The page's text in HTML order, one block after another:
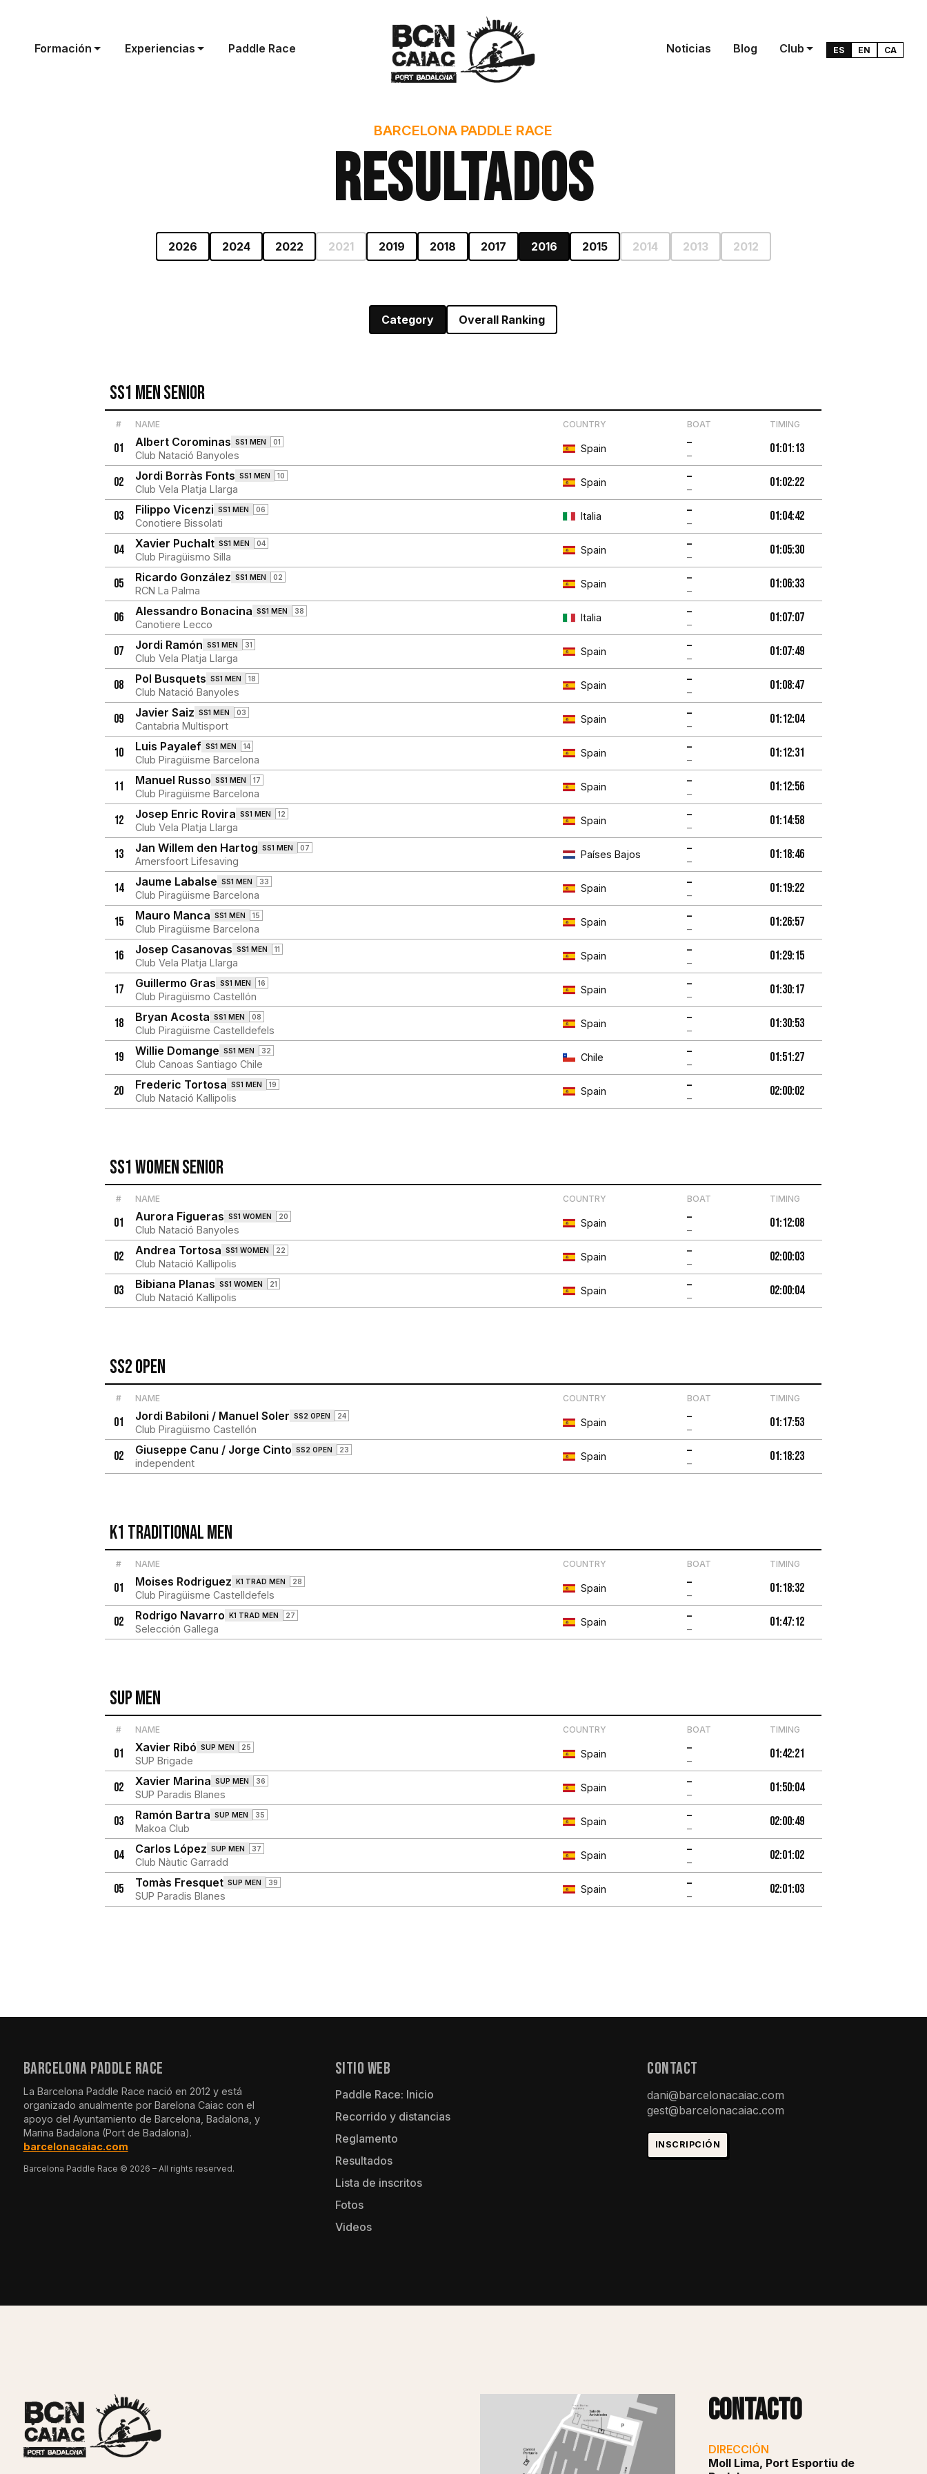
Formación Experiencias Paddle Race Noticias Blog Club ES EN CA
BARCELONA PADDLE RACE
Resultados
2026 2024 2022 2021 2019 2018 2017 2016 2015 2014 2013 2012
Category Overall Ranking
SS1 Men Senior
# NAME COUNTRY BOAT TIMING
01 Albert Corominas SS1 MEN 01
Club Natació Banyoles
Spain
–
–
01:01:13
02 Jordi Borràs Fonts SS1 MEN 10
Club Vela Platja Llarga
Spain
–
–
01:02:22
03 Filippo Vicenzi SS1 MEN 06
Conotiere Bissolati
Italia
–
–
01:04:42
04 Xavier Puchalt SS1 MEN 04
Club Piragüismo Silla
Spain
–
–
01:05:30
05 Ricardo González SS1 MEN 02
RCN La Palma
Spain
–
–
01:06:33
06 Alessandro Bonacina SS1 MEN 38
Canotiere Lecco
Italia
–
–
01:07:07
07 Jordi Ramón SS1 MEN 31
Club Vela Platja Llarga
Spain
–
–
01:07:49
08 Pol Busquets SS1 MEN 18
Club Natació Banyoles
Spain
–
–
01:08:47
09 Javier Saiz SS1 MEN 03
Cantabria Multisport
Spain
–
–
01:12:04
10 Luis Payalef SS1 MEN 14
Club Piragüisme Barcelona
Spain
–
–
01:12:31
11 Manuel Russo SS1 MEN 17
Club Piragüisme Barcelona
Spain
–
–
01:12:56
12 Josep Enric Rovira SS1 MEN 12
Club Vela Platja Llarga
Spain
–
–
01:14:58
13 Jan Willem den Hartog SS1 MEN 07
Amersfoort Lifesaving
Países Bajos
–
–
01:18:46
14 Jaume Labalse SS1 MEN 33
Club Piragüisme Barcelona
Spain
–
–
01:19:22
15 Mauro Manca SS1 MEN 15
Club Piragüisme Barcelona
Spain
–
–
01:26:57
16 Josep Casanovas SS1 MEN 11
Club Vela Platja Llarga
Spain
–
–
01:29:15
17 Guillermo Gras SS1 MEN 16
Club Piragüismo Castellón
Spain
–
–
01:30:17
18 Bryan Acosta SS1 MEN 08
Club Piragüisme Castelldefels
Spain
–
–
01:30:53
19 Willie Domange SS1 MEN 32
Club Canoas Santiago Chile
Chile
–
–
01:51:27
20 Frederic Tortosa SS1 MEN 19
Club Natació Kallipolis
Spain
–
–
02:00:02
SS1 Women Senior
# NAME COUNTRY BOAT TIMING
01 Aurora Figueras SS1 WOMEN 20
Club Natació Banyoles
Spain
–
–
01:12:08
02 Andrea Tortosa SS1 WOMEN 22
Club Natació Kallipolis
Spain
–
–
02:00:03
03 Bibiana Planas SS1 WOMEN 21
Club Natació Kallipolis
Spain
–
–
02:00:04
Ss2 Open
# NAME COUNTRY BOAT TIMING
01 Jordi Babiloni / Manuel Soler SS2 OPEN 24
Club Piragüismo Castellón
Spain
–
–
01:17:53
02 Giuseppe Canu / Jorge Cinto SS2 OPEN 23
independent
Spain
–
–
01:18:23
K1 Traditional Men
# NAME COUNTRY BOAT TIMING
01 Moises Rodriguez K1 TRAD MEN 28
Club Piragüisme Castelldefels
Spain
–
–
01:18:32
02 Rodrigo Navarro K1 TRAD MEN 27
Selección Gallega
Spain
–
–
01:47:12
SUP MEN
# NAME COUNTRY BOAT TIMING
01 Xavier Ribó SUP MEN 25
SUP Brigade
Spain
–
–
01:42:21
02 Xavier Marina SUP MEN 36
SUP Paradis Blanes
Spain
–
–
01:50:04
03 Ramón Bartra SUP MEN 35
Makoa Club
Spain
–
–
02:00:49
04 Carlos López SUP MEN 37
Club Nàutic Garradd
Spain
–
–
02:01:02
05 Tomàs Fresquet SUP MEN 39
SUP Paradis Blanes
Spain
–
–
02:01:03
BARCELONA PADDLE RACE
La Barcelona Paddle Race nació en 2012 y está
organizado anualmente por Barelona Caiac con el
apoyo del Ayuntamiento de Barcelona, Badalona, y
Marina Badalona (Port de Badalona).
barcelonacaiac.com
Barcelona Paddle Race © 2026 – All rights reserved.
Sitio Web
Paddle Race: Inicio
Recorrido y distancias
Reglamento
Resultados
Lista de inscritos
Fotos
Videos
ConTACt
dani@barcelonacaiac.com
gest@barcelonacaiac.com
INSCRIPCIÓN
Contacto
DIRECCIÓN
Moll Lima, Port Esportiu de